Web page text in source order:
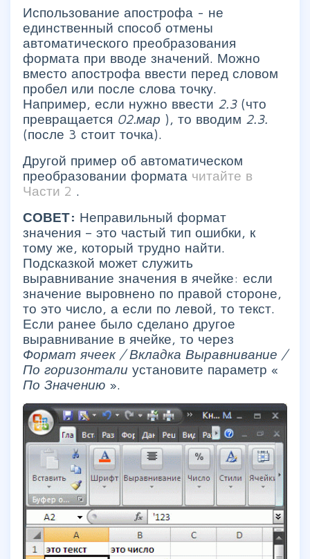
Использование апострофа - не
единственный способ отмены
автоматического преобразования
формата при вводе значений. Можно
вместо апострофа ввести перед словом
пробел или после слова точку.
Например, если нужно ввести 2.3 (что
превращается 02.мар ), то вводим 2.3.
(после 3 стоит точка).
Другой пример об автоматическом
преобразовании формата читайте в
Части 2 .
СОВЕТ: Неправильный формат
значения – это частый тип ошибки, к
тому же, который трудно найти.
Подсказкой может служить
выравнивание значения в ячейке: если
значение выровнено по правой стороне,
то это число, а если по левой, то текст.
Если ранее было сделано другое
выравнивание в ячейке, то через
Формат ячеек / Вкладка Выравнивание /
По горизонтали установите параметр «
По Значению ».